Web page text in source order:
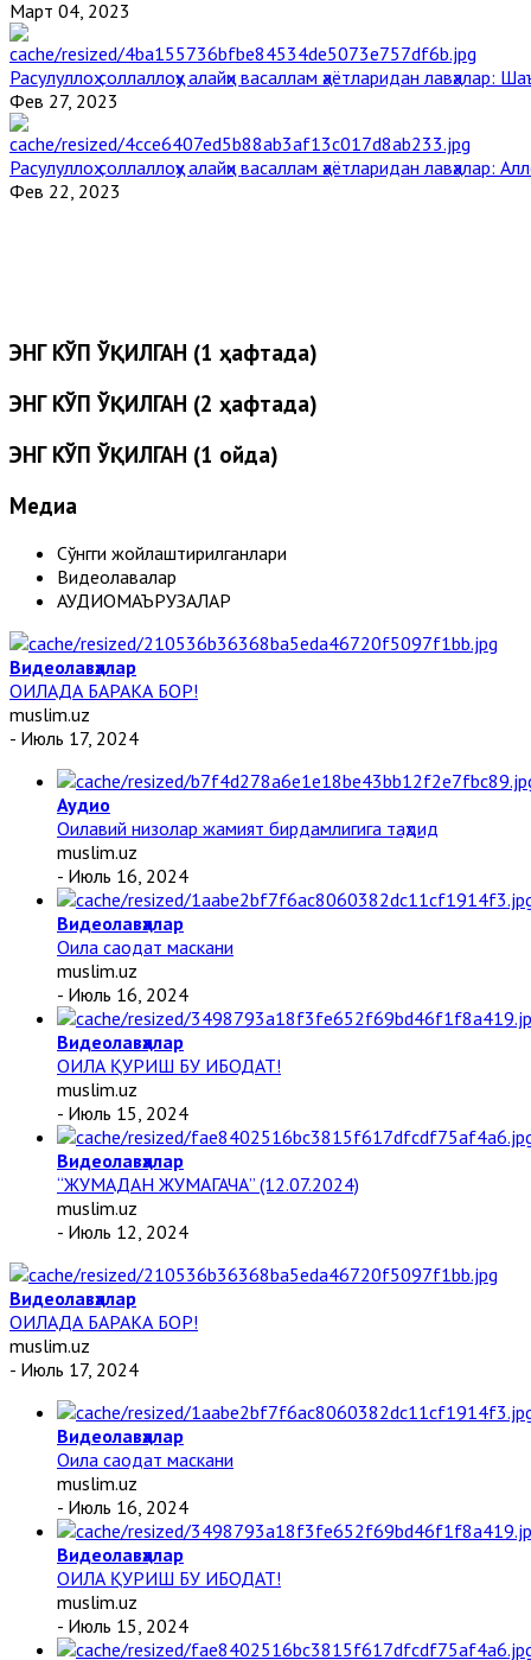
Март 04, 2023
Расулуллоҳ соллаллоҳу алайҳи васаллам ҳаётларидан лавҳалар:
Фев 27, 2023
Расулуллоҳ соллаллоҳу алайҳи васаллам ҳаётларидан лавҳалар:
Фев 22, 2023
ЭНГ КЎП ЎҚИЛГАН (1 ҳафтада)
ЭНГ КЎП ЎҚИЛГАН (2 ҳафтада)
ЭНГ КЎП ЎҚИЛГАН (1 ойда)
Медиа
Сўнгги жойлаштирилганлари
Видеолавҳалар
АУДИОМАЪРУЗАЛАР
Видеолавҳалар
ОИЛАДА БАРАКА БОР!
muslim.uz
- Июль 17, 2024
Аудио
Оилавий низолар жамият бирдамлигига таҳдид
muslim.uz
- Июль 16, 2024
Видеолавҳалар
Оила саодат маскани
muslim.uz
- Июль 16, 2024
Видеолавҳалар
ОИЛА ҚУРИШ БУ ИБОДАТ!
muslim.uz
- Июль 15, 2024
Видеолавҳалар
“ЖУМАДАН ЖУМАГАЧА” (12.07.2024)
muslim.uz
- Июль 12, 2024
Видеолавҳалар
ОИЛАДА БАРАКА БОР!
muslim.uz
- Июль 17, 2024
Видеолавҳалар
Оила саодат маскани
muslim.uz
- Июль 16, 2024
Видеолавҳалар
ОИЛА ҚУРИШ БУ ИБОДАТ!
muslim.uz
- Июль 15, 2024